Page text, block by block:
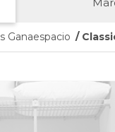
Ganaespacio /